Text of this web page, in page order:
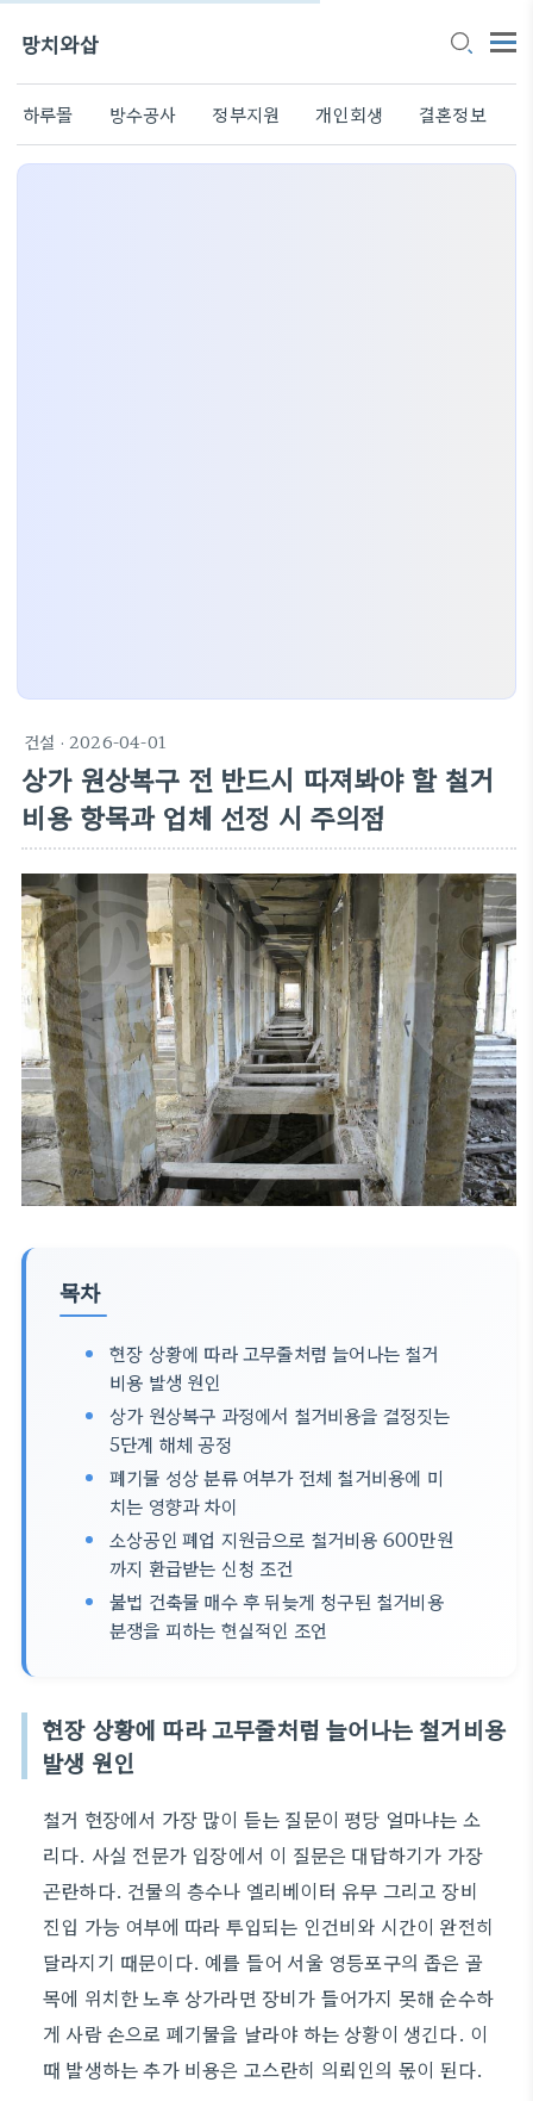
망치와삽
하루몰 방수공사 정부지원 개인회생 결혼정보
건설 · 2026-04-01
상가 원상복구 전 반드시 따져봐야 할 철거
비용 항목과 업체 선정 시 주의점
목차
현장 상황에 따라 고무줄처럼 늘어나는 철거
비용 발생 원인
상가 원상복구 과정에서 철거비용을 결정짓는
5단계 해체 공정
폐기물 성상 분류 여부가 전체 철거비용에 미
치는 영향과 차이
소상공인 폐업 지원금으로 철거비용 600만원
까지 환급받는 신청 조건
불법 건축물 매수 후 뒤늦게 청구된 철거비용
분쟁을 피하는 현실적인 조언
현장 상황에 따라 고무줄처럼 늘어나는 철거비용
발생 원인
철거 현장에서 가장 많이 듣는 질문이 평당 얼마냐는 소
리다. 사실 전문가 입장에서 이 질문은 대답하기가 가장
곤란하다. 건물의 층수나 엘리베이터 유무 그리고 장비
진입 가능 여부에 따라 투입되는 인건비와 시간이 완전히
달라지기 때문이다. 예를 들어 서울 영등포구의 좁은 골
목에 위치한 노후 상가라면 장비가 들어가지 못해 순수하
게 사람 손으로 폐기물을 날라야 하는 상황이 생긴다. 이
때 발생하는 추가 비용은 고스란히 의뢰인의 몫이 된다.